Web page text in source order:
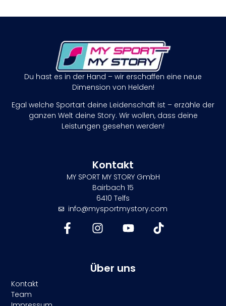
Du hast es in der Hand – wir erschaffen eine neue
Dimension von Helden!
Egal welche Sportart deine Leidenschaft ist – erzähle der
ganzen Welt deine Story. Wir wollen, dass deine
Leistungen gesehen werden!
Kontakt
MY SPORT MY STORY GmbH
Bairbach 15
6410 Telfs
info@mysportmystory.com
Über uns
Kontakt
Team